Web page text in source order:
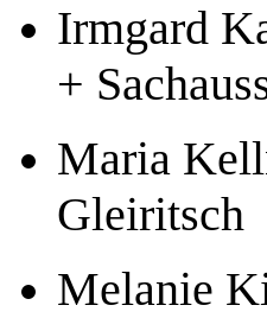
Irmgard
+
Maria
Gleiritsch
Melanie